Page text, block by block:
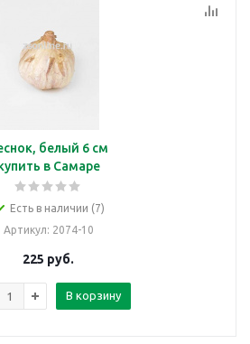
белый 6 см
в Самаре
Есть в наличии (7)
Артикул: 2074-10
225 руб.
В корзину